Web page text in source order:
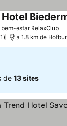
bem-estar RelaxClub
a 1.8 km de
de 13 sites